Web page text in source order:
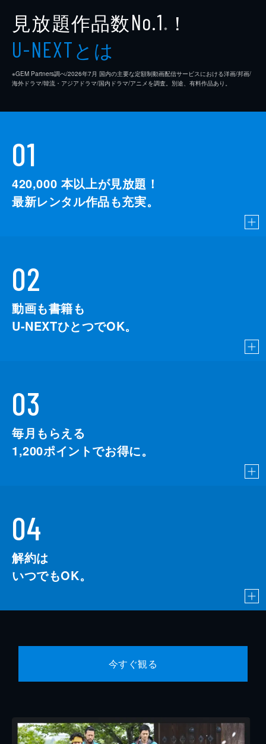
見放題作品数No.1 ※ ！
U-NEXTとは
※GEM Partners調べ/2026年7⽉ 国内の主要な定額制動画配信サービスにおける洋画/邦画/
海外ドラマ/韓流・アジアドラマ/国内ドラマ/アニメを調査。別途、有料作品あり。
01
420,000 本以上が見放題！
最新レンタル作品も充実。
02
動画も書籍も
U-NEXTひとつでOK。
03
毎月もらえる
1,200ポイントでお得に。
04
解約は
いつでもOK。
今すぐ観る